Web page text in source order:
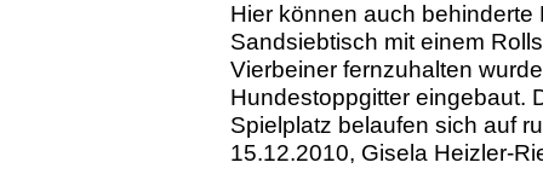
Hier können auch
Sandsiebtisch mit einem
Vierbeiner fernzuhalten
Hundestoppgitter eingebaut.
Spielplatz belaufen sich auf
15.12.2010, Gisela Heizler-